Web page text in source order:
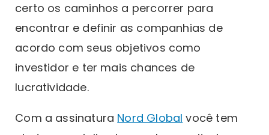
certo os caminhos a percorrer para
encontrar e definir as companhias de
acordo com seus objetivos como
investidor e ter mais chances de
lucratividade.
Com a assinatura Nord Global você tem